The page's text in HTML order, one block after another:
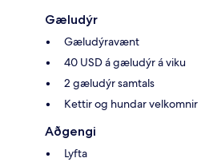
Gæludýr
Gæludýravænt
40 USD á gæludýr á viku
2 gæludýr samtals
Kettir og hundar velkomnir
Aðgengi
Lyfta